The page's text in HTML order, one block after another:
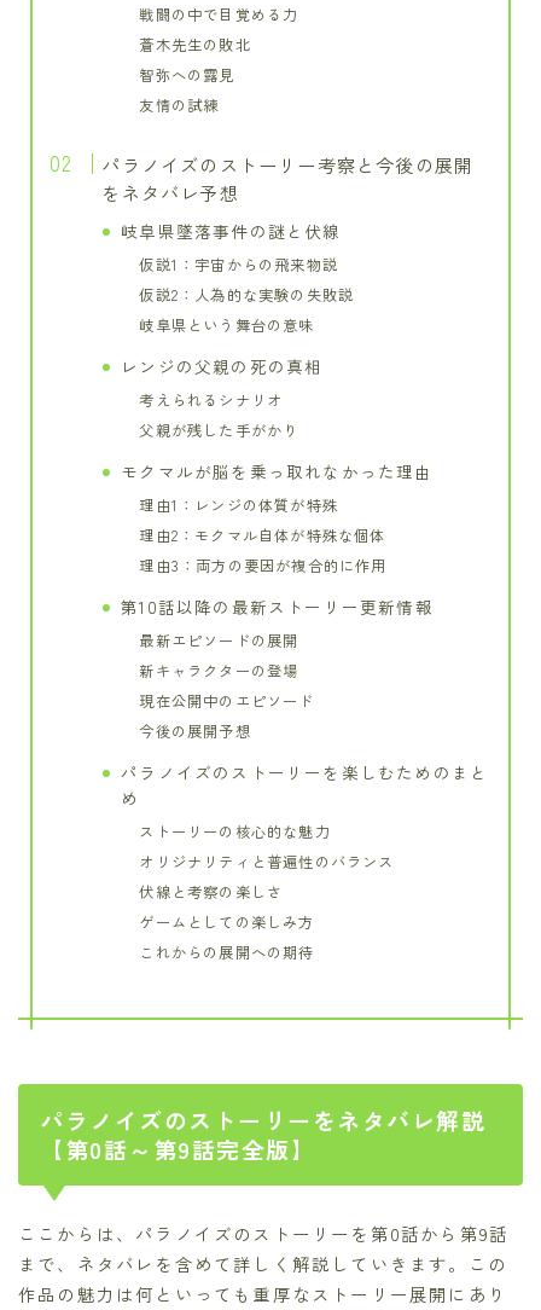
戦闘の中で目覚める力
蒼木先生の敗北
智弥への露見
友情の試練
パラノイズのストーリー考察と今後の展開
をネタバレ予想
岐阜県墜落事件の謎と伏線
仮説1：宇宙からの飛来物説
仮説2：人為的な実験の失敗説
岐阜県という舞台の意味
レンジの父親の死の真相
考えられるシナリオ
父親が残した手がかり
モクマルが脳を乗っ取れなかった理由
理由1：レンジの体質が特殊
理由2：モクマル自体が特殊な個体
理由3：両方の要因が複合的に作用
第10話以降の最新ストーリー更新情報
最新エピソードの展開
新キャラクターの登場
現在公開中のエピソード
今後の展開予想
パラノイズのストーリーを楽しむためのまと
め
ストーリーの核心的な魅力
オリジナリティと普遍性のバランス
伏線と考察の楽しさ
ゲームとしての楽しみ方
これからの展開への期待
パラノイズのストーリーをネタバレ解説
【第0話～第9話完全版】
ここからは、パラノイズのストーリーを第0話から第9話
まで、ネタバレを含めて詳しく解説していきます。この
作品の魅力は何といっても重厚なストーリー展開にあり